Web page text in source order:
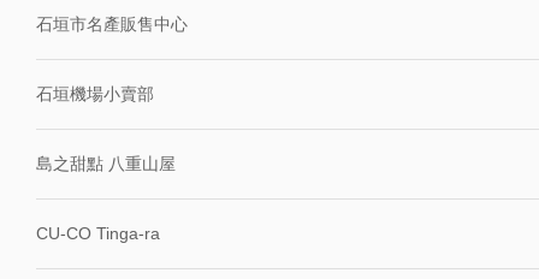
石垣市名產販售中心
石垣機場小賣部
島之甜點 八重山屋
CU-CO Tinga-ra